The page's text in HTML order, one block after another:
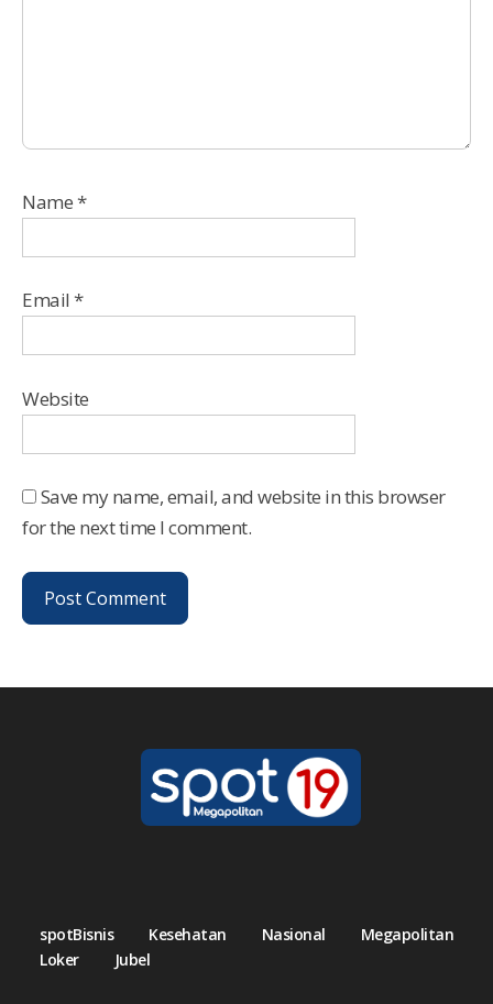
Name*
Email*
Website
Save my name, email, and website in this browser
for the next time I comment.
spotBisnis Kesehatan Nasional
Megapolitan
Loker
Jubel